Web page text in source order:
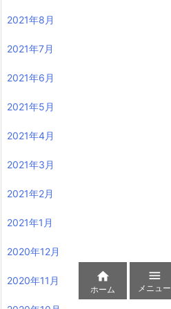
2021年8月
2021年7月
2021年6月
2021年5月
2021年4月
2021年3月
2021年2月
2021年1月
2020年12月
2020年11月 
ホーム

メニュー